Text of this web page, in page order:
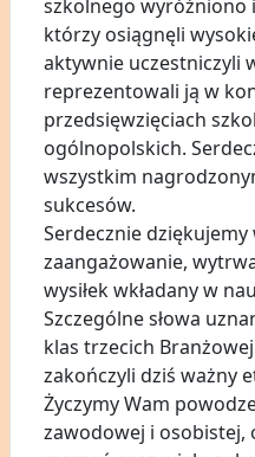
szkolnego wyróżniono
którzy osiągnęli
aktywnie uczestniczyli
reprezentowali ją w
przedsięwzięciach
ogólnopolskich.
wszystkim
sukcesów.
Serdecznie
zaangażowanie,
wysiłek wkładany w
Szczególne słowa
klas trzecich
zakończyli dziś ważny
Życzymy Wam
zawodowej i osobistej,